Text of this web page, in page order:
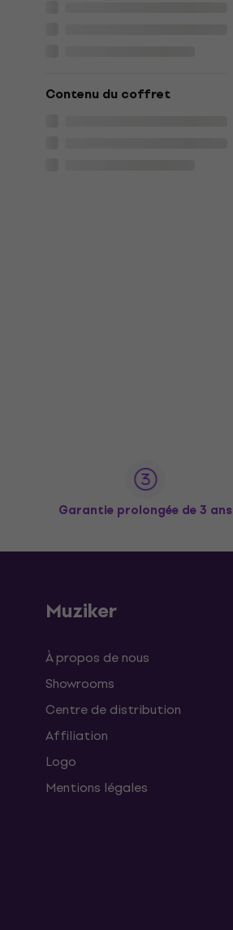
Contenu du coffret
Garantie prolongée de 3 ans
Muziker
À propos de nous
Showrooms
Centre de distribution
Affiliation
Logo
Mentions légales